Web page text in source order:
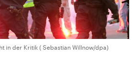
in der Kritik ( Sebastian Willnow/dpa)